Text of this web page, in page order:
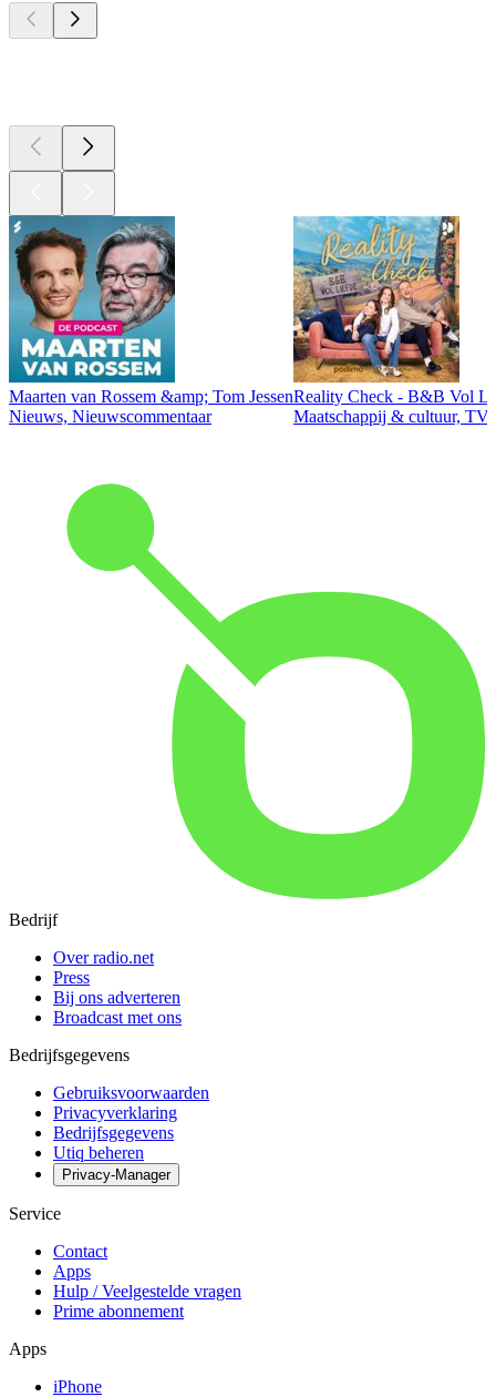
Maarten van Rossem &amp; Tom Jessen
Nieuws, Nieuwscommentaar
Reality Check - B&B Vol
Maatschappij & cultuur,
Bedrijf
Over radio.net
Press
Bij ons adverteren
Broadcast met ons
Bedrijfsgegevens
Gebruiksvoorwaarden
Privacyverklaring
Bedrijfsgegevens
Utiq beheren
Privacy-Manager
Service
Contact
Apps
Hulp / Veelgestelde vragen
Prime abonnement
Apps
iPhone